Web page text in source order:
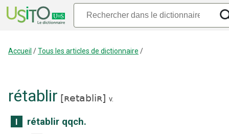
Accueil /Tous les articles de dictionnaire /
rétablir [ʀetabliʀ] v.
I rétablir qqch.